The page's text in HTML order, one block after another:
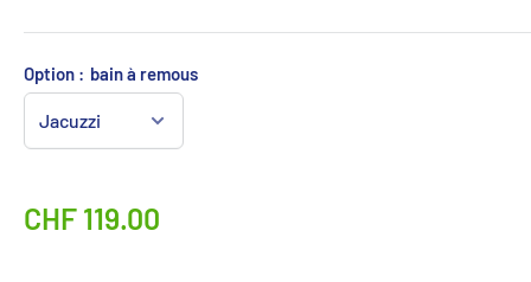
Option : bain à remous
Sonderpreis
CHF 119.00